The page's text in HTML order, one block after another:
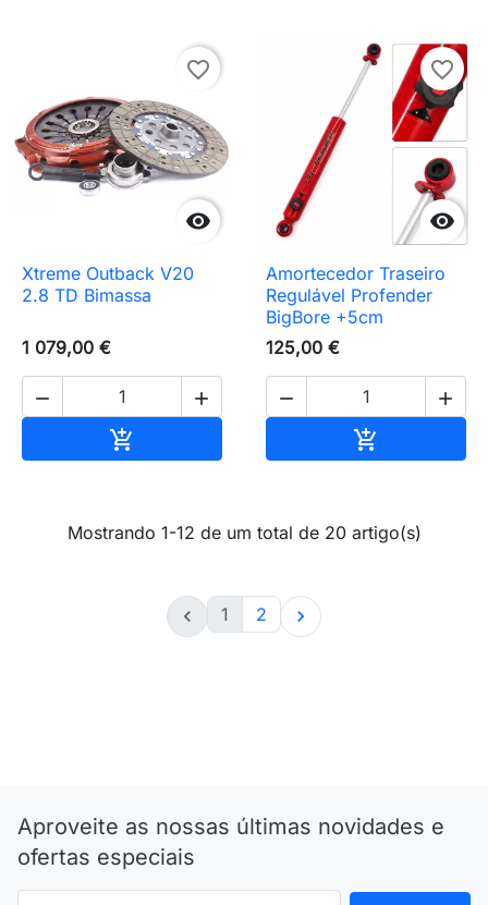

favorite_border
Xtreme Outback V20
2.8 TD Bimassa
1 079,00 €
 


favorite_border
Amortecedor Traseiro
Regulável Profender
BigBore +5cm
125,00 €
 

Mostrando 1-12 de um total de 20 artigo(s)
 1 2 
Aproveite as nossas últimas novidades e
ofertas especiais